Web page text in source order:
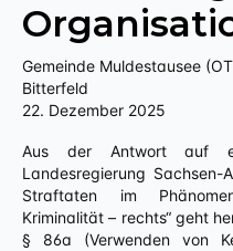
Gemeinde Muldestausee
Bitterfeld
22. Dezember 2025
Aus der Antwort auf eine kleine Anfrage an die
Landesregierung
Straftaten im
Kriminalität – rechts“ geht
§ 86a (Verwenden von